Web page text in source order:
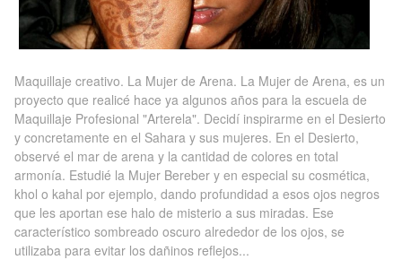
Maquillaje creativo. La Mujer de Arena. La Mujer de Arena, es un
proyecto que realicé hace ya algunos años para la escuela de
Maquillaje Profesional "Arterela". Decidí inspirarme en el Desierto
y concretamente en el Sahara y sus mujeres. En el Desierto,
observé el mar de arena y la cantidad de colores en total
armonía. Estudié la Mujer Bereber y en especial su cosmética,
khol o kahal por ejemplo, dando profundidad a esos ojos negros
que les aportan ese halo de misterio a sus miradas. Ese
característico sombreado oscuro alrededor de los ojos, se
utilizaba para evitar los dañinos reflejos...